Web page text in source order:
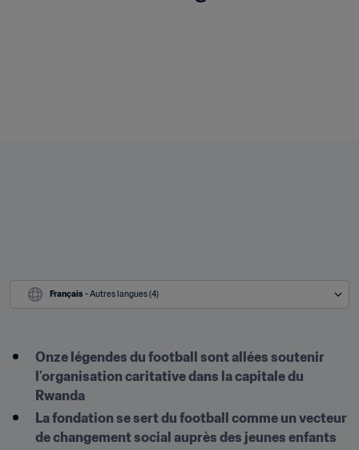
Français - Autres langues (4)
Onze légendes du football sont allées soutenir
l’organisation caritative dans la capitale du
Rwanda
La fondation se sert du football comme un vecteur
de changement social auprès des jeunes enfants